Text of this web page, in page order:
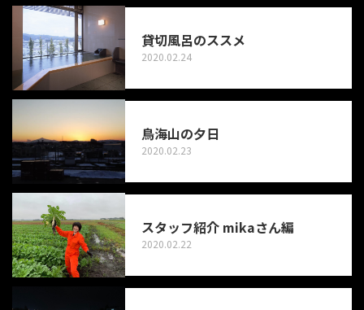
貸切風呂のススメ
2020.02.24
鳥海山の夕日
2020.02.23
スタッフ紹介 mikaさん編
2020.02.22